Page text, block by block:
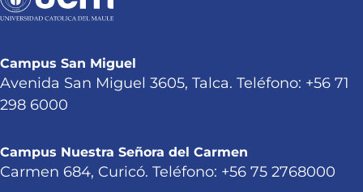
Campus San Miguel
Avenida San Miguel 3605, Talca. Teléfono: +56 71
298 6000
Campus Nuestra Señora del Carmen
Carmen 684, Curicó. Teléfono: +56 75 2768000